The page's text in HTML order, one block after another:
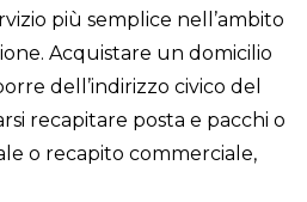
più semplice nell’ambito
Acquistare un domicilio
dell’indirizzo civico del
recapitare posta e pacchi o
o recapito commerciale,